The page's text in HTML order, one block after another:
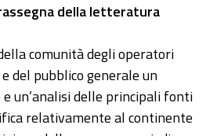
della letteratura
comunità degli operatori
del pubblico generale un
un’analisi delle principali fonti
relativamente al continente